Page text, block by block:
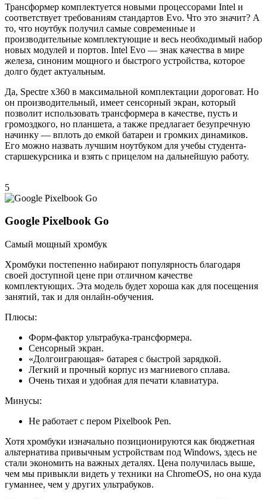
Трансформер комплектуется новыми процессорами Intel и
соответствует требованиям стандартов Evo. Что это значит? А
то, что ноутбук получил самые современные и
производительные комплектующие и весь необходимый набор
новых модулей и портов. Intel Evo — знак качества в мире
железа, синоним мощного и быстрого устройства, которое
долго будет актуальным.
Да, Spectre x360 в максимальной комплектации дороговат. Но
он производительный, имеет сенсорный экран, который
позволит использовать трансформера в качестве, пусть и
громоздкого, но планшета, а также предлагает безупречную
начинку — вплоть до емкой батареи и громких динамиков.
Его можно назвать лучшим ноутбуком для учебы студента-
старшекурсника и взять с прицелом на дальнейшую работу.
5
Google Pixelbook Go
Самый мощный хромбук
Хромбуки постепенно набирают популярность благодаря
своей доступной цене при отличном качестве
комплектующих. Эта модель будет хороша как для посещения
занятий, так и для онлайн-обучения.
Плюсы:
Форм-фактор ультрабука-трансформера.
Сенсорный экран.
«Долгоиграющая» батарея с быстрой зарядкой.
Легкий и прочный корпус из магниевого сплава.
Очень тихая и удобная для печати клавиатура.
Минусы:
Не работает с пером Pixelbook Pen.
Хотя хромбуки изначально позиционируются как бюджетная
альтернатива привычным устройствам под Windows, здесь не
стали экономить на важных деталях. Цена получилась выше,
чем мы привыкли видеть у техники на ChromeOS, но она куда
гуманнее, чем у других ультрабуков.